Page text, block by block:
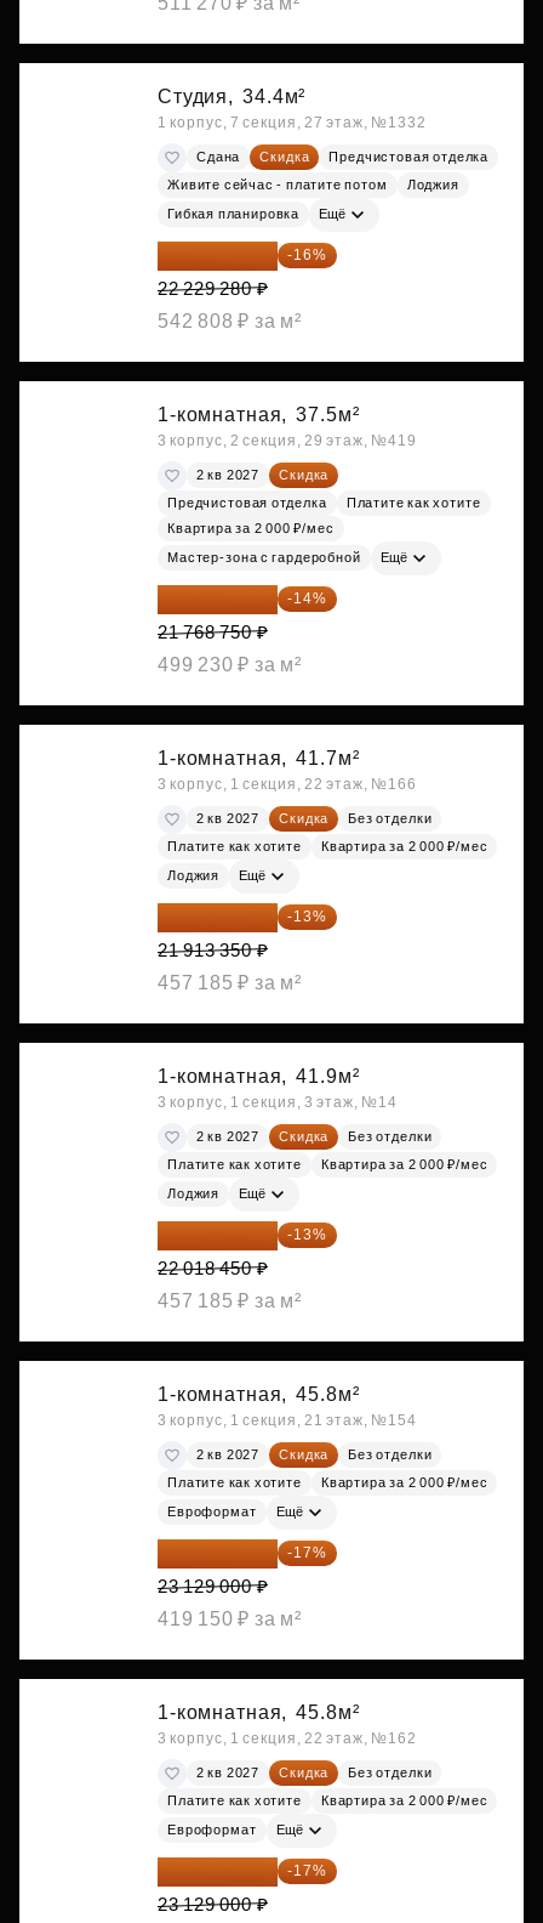
Студия, 34.4м²
1 корпус, 7 секция, 27 этаж, №1332
Сдана Скидка
Предчистовая отделка
Живите сейчас - платите потом
Лоджия
Гибкая планировка Ещё
18 672 595 ₽ -16%
22 229 280 ₽
542 808 ₽ за м²
1-комнатная, 37.5м²
3 корпус, 2 секция, 29 этаж, №419
2 кв 2027
Скидка
Предчистовая отделка
Платите как хотите
Квартира за 2 000 ₽/мес
Мастер-зона с гардеробной Ещё
18 721 125 ₽ -14%
21 768 750 ₽
499 230 ₽ за м²
1-комнатная, 41.7м²
3 корпус, 1 секция, 22 этаж, №166
2 кв 2027 Скидка
Без отделки
Платите как хотите
Квартира за 2 000 ₽/мес
Лоджия Ещё
19 064 615 ₽ -13%
21 913 350 ₽
457 185 ₽ за м²
1-комнатная, 41.9м²
3 корпус, 1 секция, 3 этаж, №14
2 кв 2027 Скидка
Без отделки
Платите как хотите
Квартира за 2 000 ₽/мес
Лоджия Ещё
19 156 052 ₽ -13%
22 018 450 ₽
457 185 ₽ за м²
1-комнатная, 45.8м²
3 корпус, 1 секция, 21 этаж, №154
2 кв 2027 Скидка
Без отделки
Платите как хотите
Квартира за 2 000 ₽/мес
Евроформат Ещё
19 197 070 ₽ -17%
23 129 000 ₽
419 150 ₽ за м²
1-комнатная, 45.8м²
3 корпус, 1 секция, 22 этаж, №162
2 кв 2027 Скидка
Без отделки
Платите как хотите
Квартира за 2 000 ₽/мес
Евроформат Ещё
19 197 070 ₽ -17%
23 129 000 ₽